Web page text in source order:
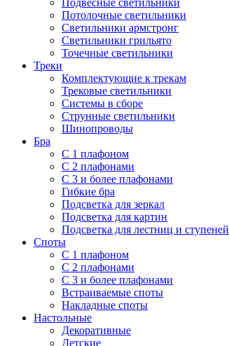
Подвесные светильники
Потолочные светильники
Светильники армстронг
Светильники грильято
Точечные светильники
Треки
Комплектующие к трекам
Трековые светильники
Системы в сборе
Струнные светильники
Шинопроводы
Бра
С 1 плафоном
С 2 плафонами
С 3 и более плафонами
Гибкие бра
Подсветка для зеркал
Подсветка для картин
Подсветка для лестниц и ступеней
Споты
С 1 плафоном
С 2 плафонами
С 3 и более плафонами
Встраиваемые споты
Накладные споты
Настольные
Декоративные
Детские